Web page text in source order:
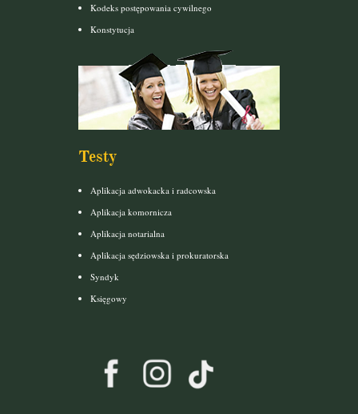
Kodeks postępowania cywilnego
Konstytucja
Testy
Aplikacja adwokacka i radcowska
Aplikacja komornicza
Aplikacja notarialna
Aplikacja sędziowska i prokuratorska
Syndyk
Księgowy